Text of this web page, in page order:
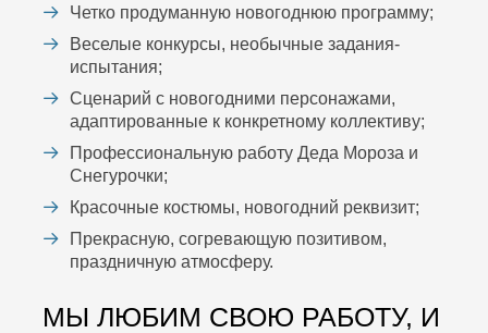
Четко продуманную новогоднюю программу;
Веселые конкурсы, необычные задания-
испытания;
Сценарий с новогодними персонажами,
адаптированные к конкретному коллективу;
Профессиональную работу Деда Мороза и
Снегурочки;
Красочные костюмы, новогодний реквизит;
Прекрасную, согревающую позитивом,
праздничную атмосферу.
МЫ ЛЮБИМ СВОЮ РАБОТУ, И